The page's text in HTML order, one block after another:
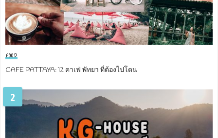
FOOD
CAFE PATTAYA: 12 คาเฟ่ พัทยา ที่ต้องไปโดน
2